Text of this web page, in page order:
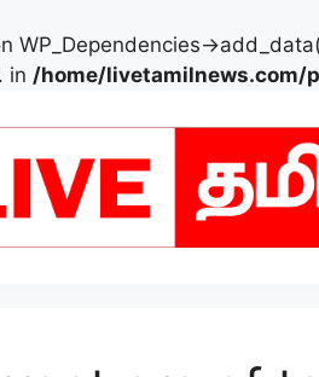
WP_Dependencies-
in /home/